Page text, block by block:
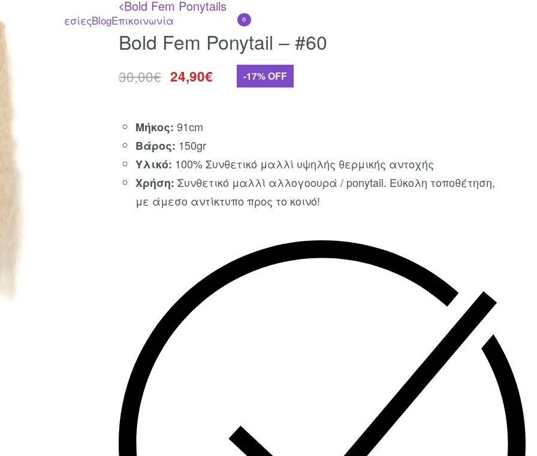
0
ΥπηρεσίεςBlogΕπικοινωνία
<Bold Fem Ponytails
Bold Fem Ponytail – #60
30,00€ 24,90€ -17% OFF
Μήκος: 91cm
Βάρος: 150gr
Υλικό: 100% Συνθετικό μαλλί υψηλής θερμικής αντοχής
Χρήση: Συνθετικό μαλλί αλλογοουρά / ponytail. Εύκολη τοποθέτηση,
με άμεσο αντίκτυπο προς το κοινό!